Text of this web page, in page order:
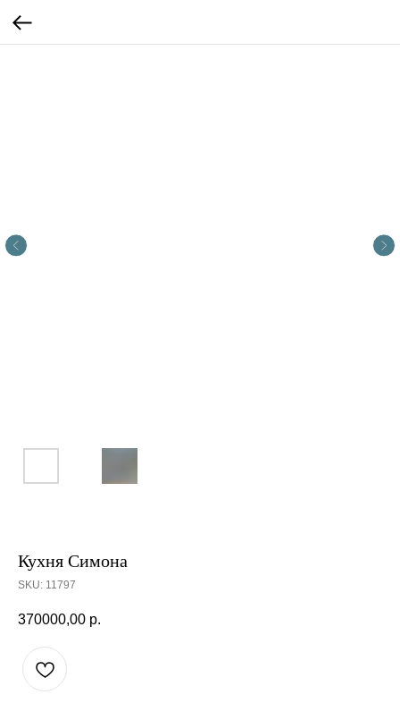
Кухня Симона
SKU: 11797
370000,00 р.